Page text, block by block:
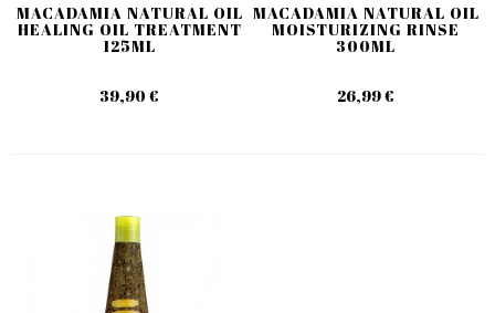
MACADAMIA NATURAL OIL
HEALING OIL TREATMENT
125ML
39,90 €
MACADAMIA NATURAL OIL
MOISTURIZING RINSE
300ML
26,99 €